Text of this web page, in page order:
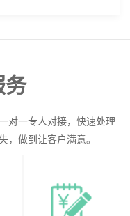
务
对一专人对接，快速处理
，做到让客户满意。